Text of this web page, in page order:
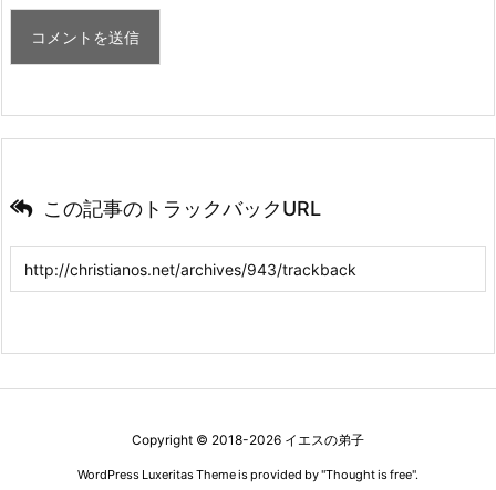
この記事のトラックバックURL
Copyright © 2018-2026 イエスの弟子
WordPress Luxeritas Theme is provided by "Thought is free".